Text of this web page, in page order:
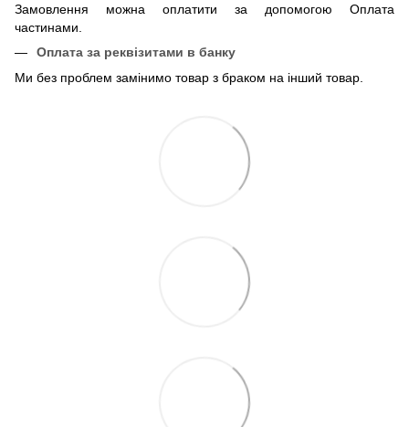
Замовлення можна оплатити за допомогою Оплата
частинами.
Оплата за реквізитами в банку
Ми без проблем замінимо товар з браком на інший товар.